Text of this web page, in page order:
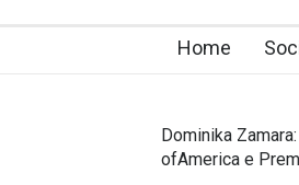
Home
Dominika
ofAmerica e